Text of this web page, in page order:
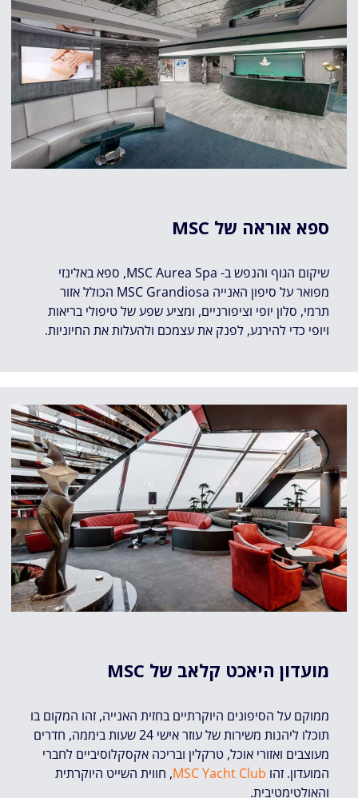
ספא אוראה של MSC
שיקום הגוף והנפש ב- MSC Aurea Spa, ספא באלינזי
מפואר על סיפון האנייה MSC Grandiosa הכולל אזור
תרמי, סלון יופי וציפורניים, ומציע שפע של טיפולי בריאות
ויופי כדי להירגע, לפנק את עצמכם ולהעלות את החיוניות.
מועדון היאכט קלאב של MSC
ממוקם על הסיפונים היוקרתיים בחזית האנייה, זהו המקום בו
תוכלו ליהנות משירות של עוזר אישי 24 שעות ביממה, חדרים
מעוצבים ואזורי אוכל, טרקלין ובריכה אקסקלוסיביים לחברי
המועדון. זהו MSC Yacht Club, חווית השייט היוקרתית
והאולטימטיבית.